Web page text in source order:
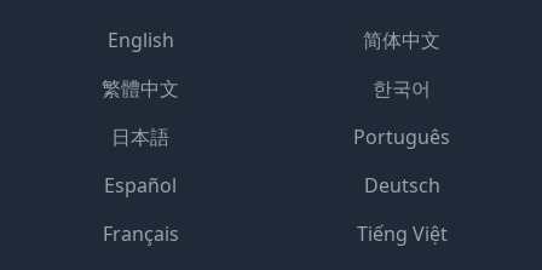
English
简体中文
繁體中文
한국어
日本語
Português
Español
Deutsch
Français
Tiếng Việt